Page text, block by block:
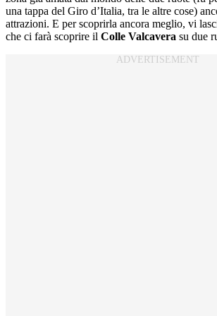
una tappa del Giro d’Italia, tra le altre cose)
attrazioni. E per scoprirla ancora meglio, vi
che ci farà scoprire il Colle Valcavera su due